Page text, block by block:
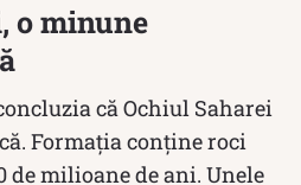
o minune
că Ochiul Saharei
Formația conține roci
de milioane de ani. Unele